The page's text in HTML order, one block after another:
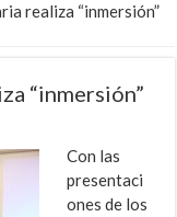
realiza “inmersión”
“inmersión”
Con las
presentaci
ones de los